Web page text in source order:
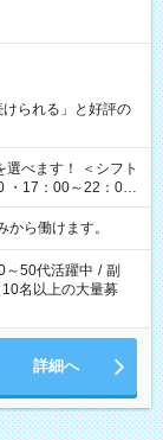
られる」と好評の
・17：00～22：00
ど
ら働けます。
～50代活躍中 / 副
10名以上の大量募
詳細へ